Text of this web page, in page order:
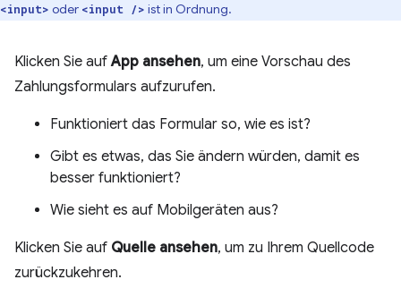
<input> oder <input /> ist in Ordnung.
Klicken Sie aufApp ansehen, um eine Vorschau des
Zahlungsformulars aufzurufen.
Funktioniert das Formular so, wie es ist?
Gibt es etwas, das Sie ändern würden, damit es
besser funktioniert?
Wie sieht es auf Mobilgeräten aus?
Klicken Sie auf Quelle ansehen, um zu Ihrem Quellcode
zurückzukehren.